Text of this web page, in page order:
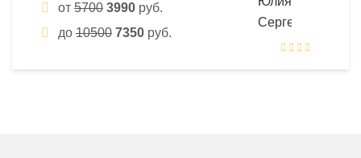
от 5700 3990 руб.
до 10500 7350 руб.